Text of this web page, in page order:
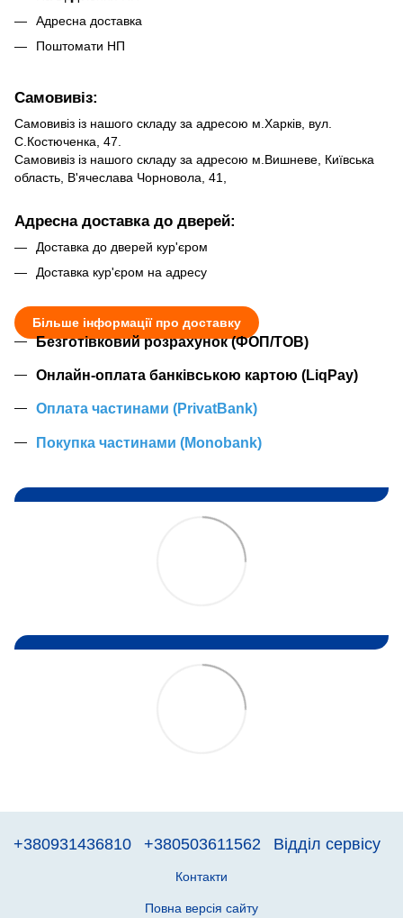
Адресна доставка
Поштомати НП
Самовивіз:
Самовивіз із нашого складу за адресою м.Харків, вул.
С.Костюченка, 47.
Самовивіз із нашого складу за адресою м.Вишневе, Київська
область, В'ячеслава Чорновола, 41,
Адресна доставка до дверей:
Доставка до дверей кур'єром
Доставка кур'єром на адресу
Більше інформації про доставку
Безготівковий розрахунок (ФОП/ТОВ)
Онлайн-оплата банківською картою (LiqPay)
Оплата частинами (PrivatBank)
Покупка частинами (Monobank)
+380931436810 +380503611562 Відділ сервісу
Контакти
Повна версія сайту